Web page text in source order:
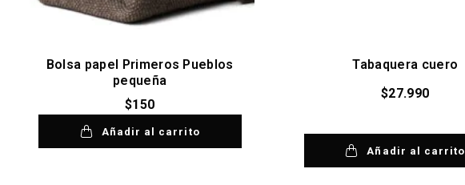
Bolsa papel Primeros Pueblos
pequeña
$150
Añadir al carrito
Tabaquera cuero
$27.990
Añadir al carrito